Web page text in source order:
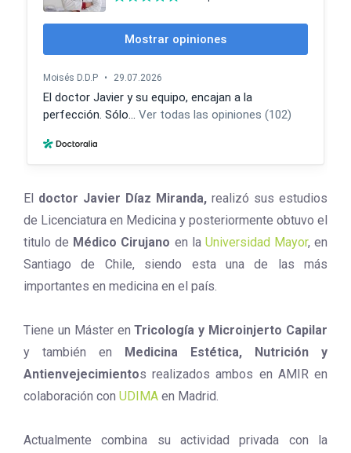
El doctor Javier Díaz Miranda, realizó sus estudios
de Licenciatura en Medicina y posteriormente obtuvo el
titulo de Médico Cirujano en la Universidad Mayor, en
Santiago de Chile, siendo esta una de las más
importantes en medicina en el país.
Tiene un Máster enTricología y Microinjerto Capilar
y también en Medicina Estética, Nutrición y
Antienvejecimientos realizados ambos en AMIR en
colaboración con UDIMA en Madrid.
Actualmente combina su actividad privada con la